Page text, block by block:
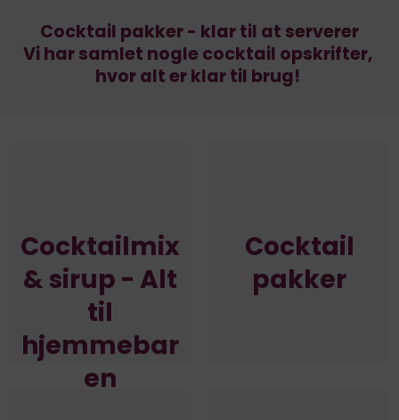
Cocktail pakker - klar til at serverer
Vi har samlet nogle cocktail opskrifter,
hvor alt er klar til brug!
Cocktailmix
& sirup - Alt
til
hjemmebar
en
Cocktail
pakker